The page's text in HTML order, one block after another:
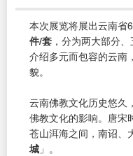
本次展览将展出云南省
件/套 ，分为两大部分
介绍多元而包容的云南
貌。
云南佛教文化历史悠久
佛教文化的影响。唐宋
苍山洱海之间，南诏、
城 」。